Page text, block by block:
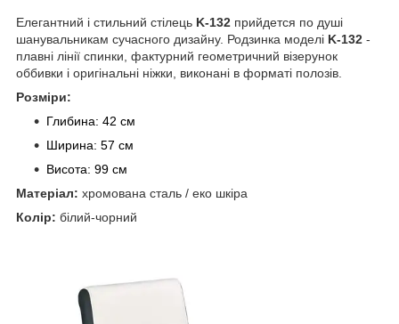
Елегантний і стильний стілець K-132 прийдется по душі
шанувальникам сучасного дизайну. Родзинка моделі K-132 -
плавні лінії спинки, фактурний геометричний візерунок
оббивки і оригінальні ніжки, виконані в форматі полозів.
Розміри:
Глибина: 42 см
Ширина: 57 см
Висота: 99 см
Матеріал: хромована сталь / еко шкіра
Колір: білий-чорний